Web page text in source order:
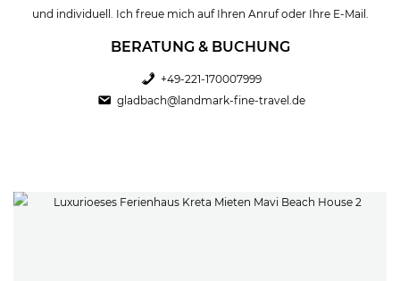
und individuell. Ich freue mich auf Ihren Anruf oder Ihre E-Mail.
BERATUNG & BUCHUNG
+49-221-170007999
gladbach@landmark-fine-travel.de